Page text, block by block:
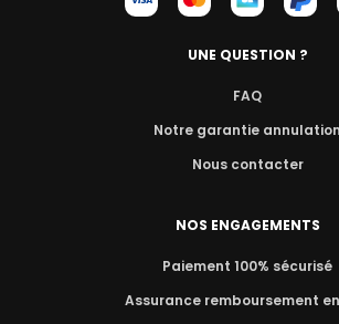
UNE QUESTION ?
FAQ
Notre garantie annulation
Nous contacter
NOS ENGAGEMENTS
Paiement 100% sécurisé
Assurance remboursement